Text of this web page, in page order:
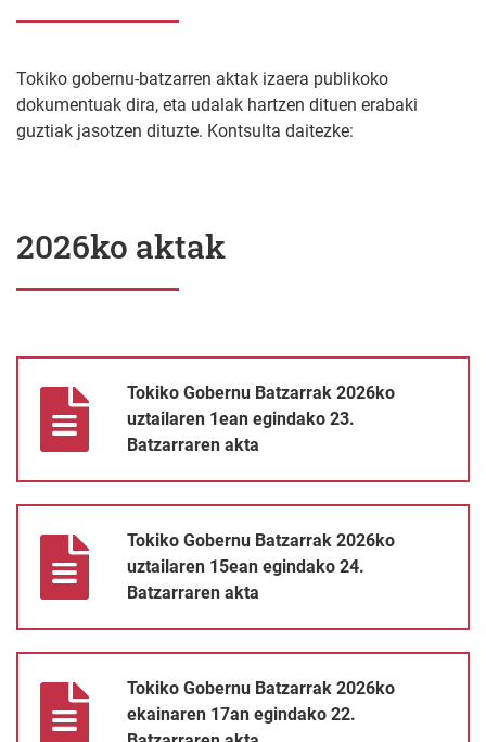
Tokiko gobernu-batzarren aktak izaera publikoko
dokumentuak dira, eta udalak hartzen dituen erabaki
guztiak jasotzen dituzte. Kontsulta daitezke:
2026ko aktak
Tokiko Gobernu Batzarrak 2026ko
uztailaren 1ean egindako 23.
Batzarraren akta
Tokiko Gobernu Batzarrak 2026ko
uztailaren 15ean egindako 24.
Batzarraren akta
Tokiko Gobernu Batzarrak 2026ko
ekainaren 17an egindako 22.